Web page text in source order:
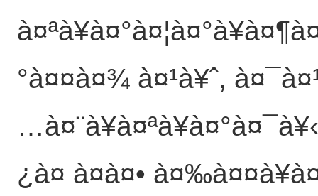
°à¤¤à¤¾ à¤¹à¥ˆ,
¿à¤ à¤à¤•